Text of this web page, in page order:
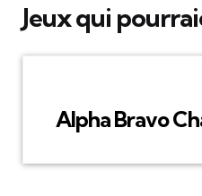
Jeux qui
Alpha Bravo